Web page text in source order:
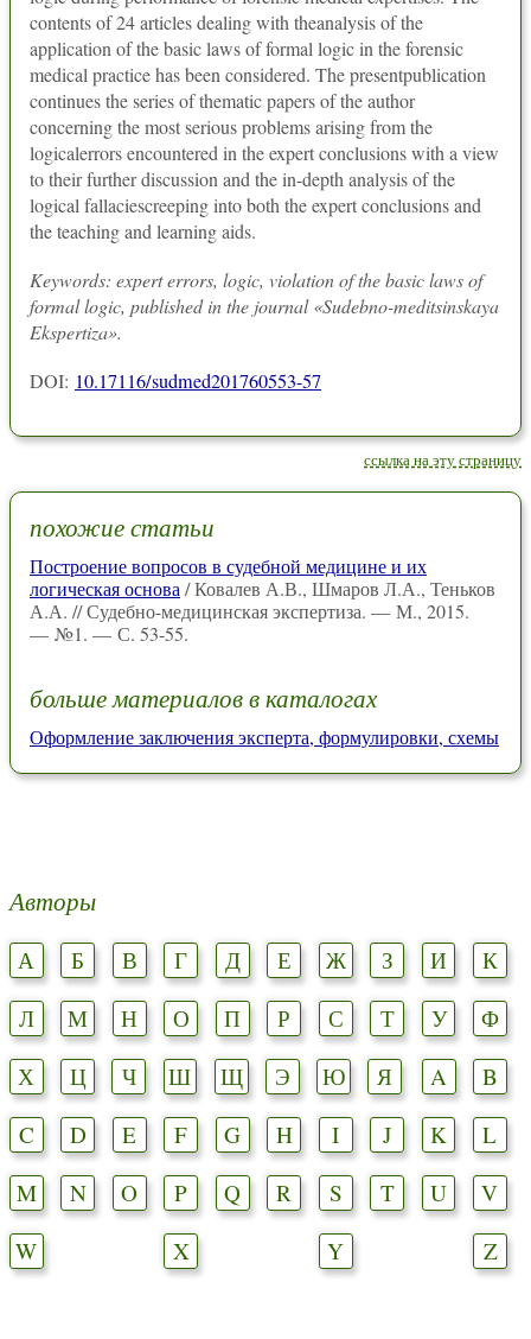
contents of 24 articles dealing with theanalysis of the
application of the basic laws of formal logic in the forensic
medical practice has been considered. The presentpublication
continues the series of thematic papers of the author
concerning the most serious problems arising from the
logicalerrors encountered in the expert conclusions with a view
to their further discussion and the in-depth analysis of the
logical fallaciescreeping into both the expert conclusions and
the teaching and learning aids.
Keywords: expert errors, logic, violation of the basic laws of
formal logic, published in the journal «Sudebno-meditsinskaya
Ekspertiza».
DOI: 10.17116/sudmed201760553-57
ссылка на эту страницу
похожие статьи
Построение вопросов в судебной медицине и их
логическая основа/ Ковалев А.В., Шмаров Л.А., Теньков
А.А. // Судебно-медицинская экспертиза. — М., 2015.
— №1. — С. 53-55.
больше материалов в каталогах
Оформление заключения эксперта, формулировки, схемы
Авторы
А Б В Г Д Е Ж З И
К
Л
М Н О П Р С Т У
Ф
Х
Ц Ч Ш Щ Э Ю Я A
B
C
D E F G H I J K
L
M
N O P Q R S T U
V
W
X Y Z